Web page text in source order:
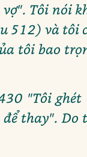
Tôi nói
512) và tôi
tôi bao
"Tôi ghét
để thay". Do